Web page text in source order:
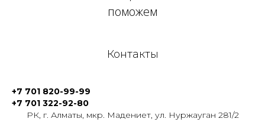
поможем
Контакты
+7 701 820-99-99
+7 701 322-92-80
РК, г. Алматы, мкр. Мадениет, ул. Нуржауган 281/2